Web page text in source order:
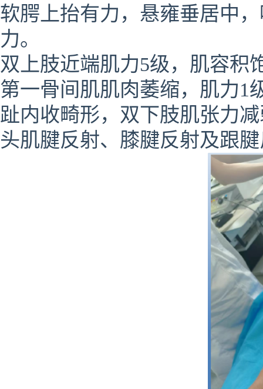
软腭上抬有力，悬雍垂居中
力。
双上肢近端肌力5级，肌容积
第一骨间肌肌肉萎缩，肌力1
趾内收畸形，双下肢肌张力
头肌腱反射、膝腱反射及跟